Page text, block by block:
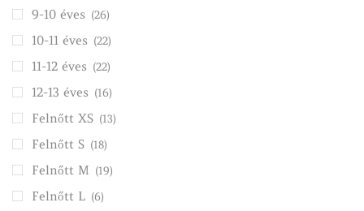
9-10 éves (26)
10-11 éves (22)
11-12 éves (22)
12-13 éves (16)
Felnőtt XS (13)
Felnőtt S (18)
Felnőtt M (19)
Felnőtt L (6)